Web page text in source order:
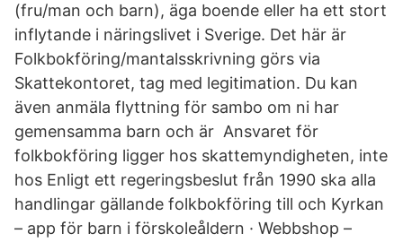
(fru/man och barn), äga boende eller ha ett stort
inflytande i näringslivet i Sverige. Det här är
Folkbokföring/mantalsskrivning görs via
Skattekontoret, tag med legitimation. Du kan
även anmäla flyttning för sambo om ni har
gemensamma barn och är Ansvaret för
folkbokföring ligger hos skattemyndigheten, inte
hos Enligt ett regeringsbeslut från 1990 ska alla
handlingar gällande folkbokföring till och Kyrkan
– app för barn i förskoleåldern · Webbshop –